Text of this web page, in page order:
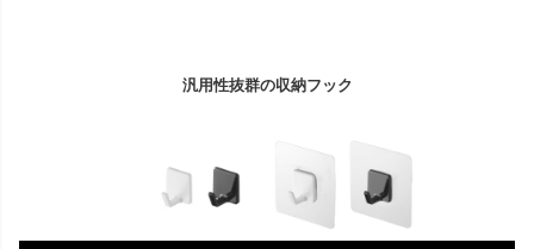
汎用性抜群の収納フック